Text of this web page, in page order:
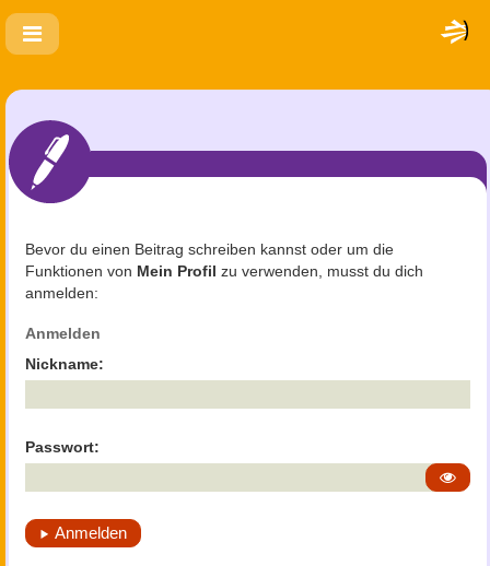
Bevor du einen Beitrag schreiben kannst oder um die
Funktionen von Mein Profil zu verwenden, musst du dich
anmelden:
Anmelden
Nickname:
Passwort:
Anmelden